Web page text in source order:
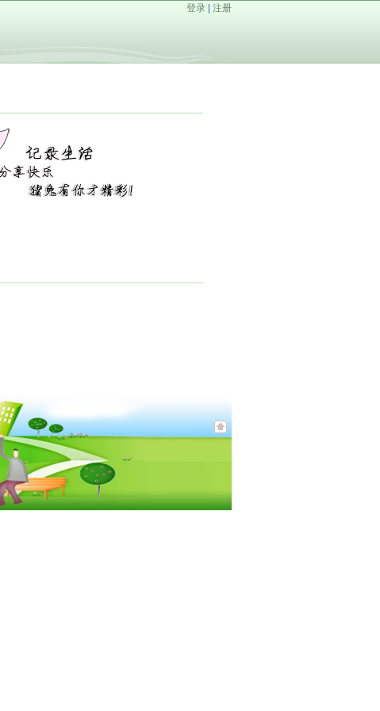
登录 注册